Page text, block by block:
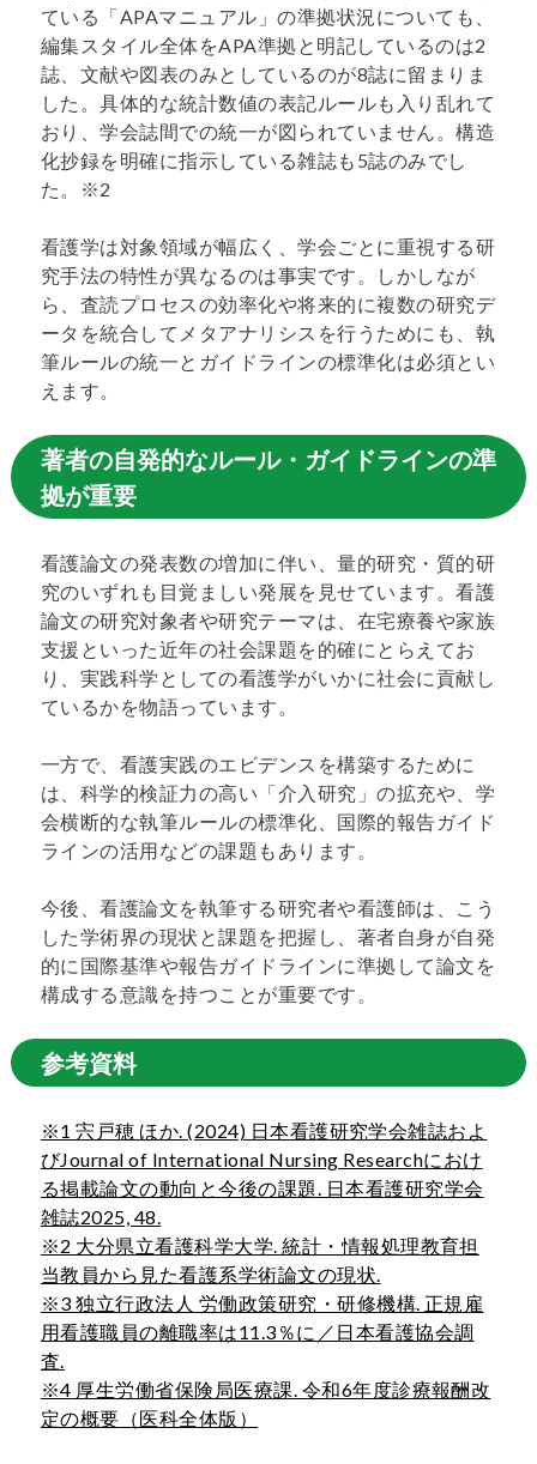
ている「APAマニュアル」の準拠状況についても、
編集スタイル全体をAPA準拠と明記しているのは2
誌、文献や図表のみとしているのが8誌に留まりま
した。具体的な統計数値の表記ルールも入り乱れて
おり、学会誌間での統一が図られていません。構造
化抄録を明確に指示している雑誌も5誌のみでし
た。※2
看護学は対象領域が幅広く、学会ごとに重視する研
究手法の特性が異なるのは事実です。しかしなが
ら、査読プロセスの効率化や将来的に複数の研究デ
ータを統合してメタアナリシスを行うためにも、執
筆ルールの統一とガイドラインの標準化は必須とい
えます。
著者の自発的なルール・ガイドラインの準
拠が重要
看護論文の発表数の増加に伴い、量的研究・質的研
究のいずれも目覚ましい発展を見せています。看護
論文の研究対象者や研究テーマは、在宅療養や家族
支援といった近年の社会課題を的確にとらえてお
り、実践科学としての看護学がいかに社会に貢献し
ているかを物語っています。
一方で、看護実践のエビデンスを構築するために
は、科学的検証力の高い「介入研究」の拡充や、学
会横断的な執筆ルールの標準化、国際的報告ガイド
ラインの活用などの課題もあります。
今後、看護論文を執筆する研究者や看護師は、こう
した学術界の現状と課題を把握し、著者自身が自発
的に国際基準や報告ガイドラインに準拠して論文を
構成する意識を持つことが重要です。
参考資料
※1 宍戸穂 ほか. (2024) 日本看護研究学会雑誌およ
びJournal of International Nursing Researchにおけ
る掲載論文の動向と今後の課題. 日本看護研究学会
雑誌2025, 48.
※2 大分県立看護科学大学. 統計・情報処理教育担
当教員から見た看護系学術論文の現状.
※3 独立行政法人 労働政策研究・研修機構. 正規雇
用看護職員の離職率は11.3％に／日本看護協会調
査.
※4 厚生労働省保険局医療課. 令和6年度診療報酬改
定の概要（医科全体版）